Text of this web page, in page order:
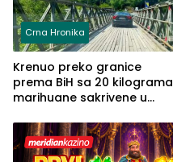
Crna Hronika
Krenuo preko granice
prema BiH sa 20 kilograma
marihuane sakrivene u